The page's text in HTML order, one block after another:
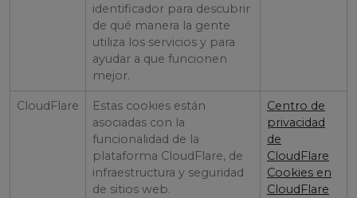
identificador para descubrir
de qué manera la gente
utiliza los servicios y para
ayudar a que funcionen
mejor.
CloudFlare
Estas cookies están
asociadas con la
funcionalidad de la
plataforma CloudFlare, de
infraestructura y seguridad
de sitios web.
Centro de
privacidad
de
CloudFlare
Cookies en
CloudFlare